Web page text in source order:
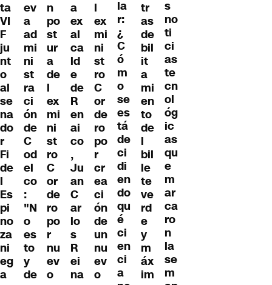
ta
VI
F
ju
nt
o
al
se
na
do
r
Fi
de
l
Es
pi
no
za
ni
eg
a
ev
a
ad
mi
ni
st
ra
ci
ón
de
C
od
el
co
:
"N
o
es
to
y
de
n
po
st
ur
a
de
l
ex
mi
ni
st
ro
C
or
de
ro
po
r
nu
ev
o
a
ex
al
ca
ld
e
de
R
en
ai
co
,
Ju
an
C
ar
lo
s
R
ei
na
l
ex
mi
ni
st
ro
C
or
de
ro
po
r
cr
ea
ci
ón
de
un
nu
ev
o
la
r:
¿
C
ó
m
o
se
es
tá
de
ci
di
en
do
qu
é
ci
en
ci
a
tr
as
de
bil
it
a
mi
en
to
de
l
bil
le
te
ve
rd
e
y
m
áx
im
s
no
ti
ci
as
te
cn
ol
óg
ic
as
qu
e
m
ar
ca
ro
n
la
se
m